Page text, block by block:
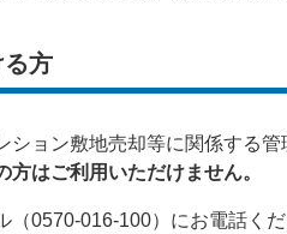
方
ション敷地売却等に関係する
はご利用いただけません。
（0570-016-100）にお電話くだ